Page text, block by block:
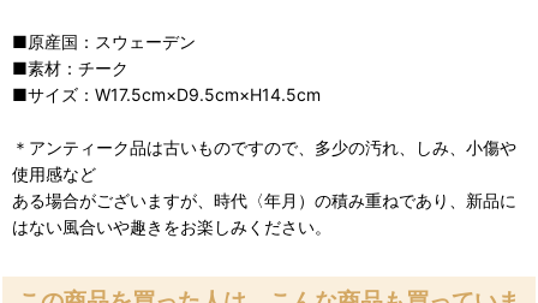
■原産国：スウェーデン
■素材：チーク
■サイズ：W17.5cm×D9.5cm×H14.5cm
＊アンティーク品は古いものですので、多少の汚れ、しみ、小傷や
使用感など
ある場合がございますが、時代〈年月）の積み重ねであり、新品に
はない風合いや趣きをお楽しみください。